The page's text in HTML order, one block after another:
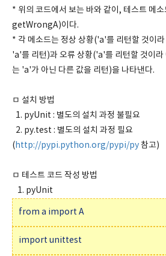
* 위의 코드에서 보는 바와 같이, 테스트 메
getWrongA)이다.
* 각 메소드는 정상 상황('a'를 리턴할 것이
'a'를 리턴)과 오류 상황('a'를 리턴할 것이라
는 'a'가 아닌 다른 값을 리턴)을 나타낸다.
ㅁ 설치 방법
1. pyUnit : 별도의 설치 과정 불필요
2. py.test : 별도의 설치 과정 필요
( http://pypi.python.org/pypi/py 참고)
ㅁ 테스트 코드 작성 방법
1. pyUnit
from a import A
import unittest